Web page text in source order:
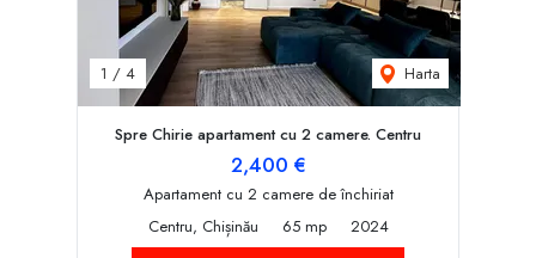
1 / 4 Harta
Spre Chirie apartament cu 2 camere. Centru
2,400 €
Apartament cu 2 camere de închiriat
Centru, Chișinău
65 mp
2024